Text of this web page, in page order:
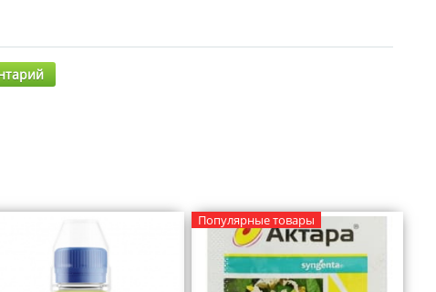
Популярные товары